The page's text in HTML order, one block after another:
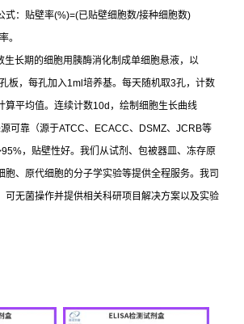
式：贴壁率(%)=(已贴壁细胞数/接种细胞数)
。
生长期的细胞用胰酶消化制成单细胞悬液，以
孔板，每孔加入1ml 培养基。每天随机取3孔，计数
算平均值。连续计数10d ，绘制细胞生长曲线
可靠（源于ATCC、 ECACC、 DSMZ、 JCRB等
，贴壁性好。我们从试剂、包被器皿、冻存原
胞、原代细胞的分子学实验等提供全程服务。我司
可无菌操作并提供相关科研项目解决方案以及实验